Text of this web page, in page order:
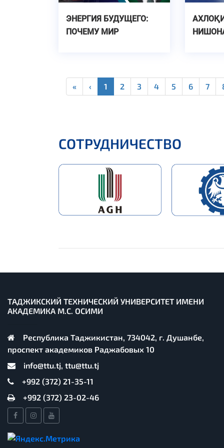
ЭНЕРГИЯ БУДУЩЕГО:
ПОЧЕМУ МИР
« ‹ 1 2 3 4 5 6 7
СОТРУДНИЧЕСТВО
ТАДЖИКСКИЙ ТЕХНИЧЕСКИЙ УНИВЕРСИТЕТ ИМЕНИ
АКАДЕМИКА М.С. ОСИМИ
Республика Таджикистан, 734042, г. Душанбе,
проспект академиков Раджабовых 10
info@ttu.tj, ttu@ttu.tj
+992 (372) 21-35-11
+992 (372) 23-02-46